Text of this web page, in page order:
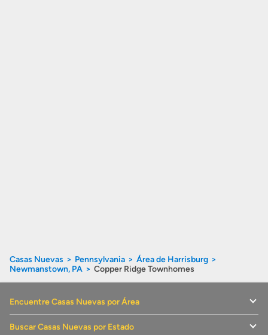
Casas Nuevas Pennsylvania
Área de Harrisburg
Newmanstown, PA
Copper Ridge Townhomes
Encuentre Casas Nuevas por Área
Buscar Casas Nuevas por Estado